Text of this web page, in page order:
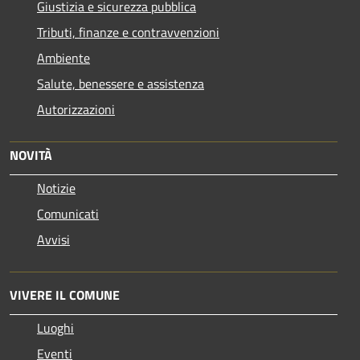
Giustizia e sicurezza pubblica
Tributi, finanze e contravvenzioni
Ambiente
Salute, benessere e assistenza
Autorizzazioni
NOVITÀ
Notizie
Comunicati
Avvisi
VIVERE IL COMUNE
Luoghi
Eventi